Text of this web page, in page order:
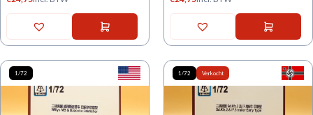
1/72 1/72 Verkocht